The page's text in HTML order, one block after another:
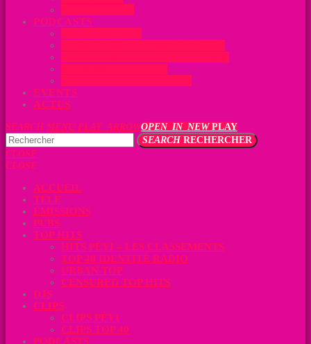
PODCASTS
EVENTS
ACTUS
SEARCH MENU PLAY_ARROWOPEN_IN_NEWPLAY
SEARCHRECHERCHER
CLOSE
CLOSE
ACCUEIL
TÉLÉ
ÉMISSIONS
PUBS
TOP HITS
HITS PÉYI – LES CLASSEMENTS
TOP 40 IDENTITÉ RADIO
URBAN TOP
CENSURED TOP HITS
DJS
CLIPS
CLIPS PÉYI
CLIPS TOP 40
PODCASTS